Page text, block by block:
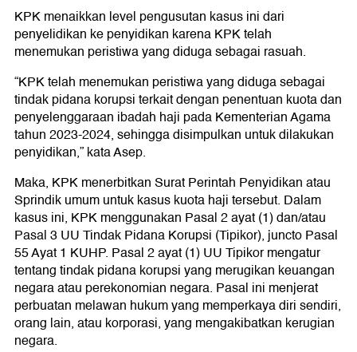
KPK menaikkan level pengusutan kasus ini dari
penyelidikan ke penyidikan karena KPK telah
menemukan peristiwa yang diduga sebagai rasuah.
“KPK telah menemukan peristiwa yang diduga sebagai
tindak pidana korupsi terkait dengan penentuan kuota dan
penyelenggaraan ibadah haji pada Kementerian Agama
tahun 2023-2024, sehingga disimpulkan untuk dilakukan
penyidikan,” kata Asep.
Maka, KPK menerbitkan Surat Perintah Penyidikan atau
Sprindik umum untuk kasus kuota haji tersebut. Dalam
kasus ini, KPK menggunakan Pasal 2 ayat (1) dan/atau
Pasal 3 UU Tindak Pidana Korupsi (Tipikor), juncto Pasal
55 Ayat 1 KUHP. Pasal 2 ayat (1) UU Tipikor mengatur
tentang tindak pidana korupsi yang merugikan keuangan
negara atau perekonomian negara. Pasal ini menjerat
perbuatan melawan hukum yang memperkaya diri sendiri,
orang lain, atau korporasi, yang mengakibatkan kerugian
negara.